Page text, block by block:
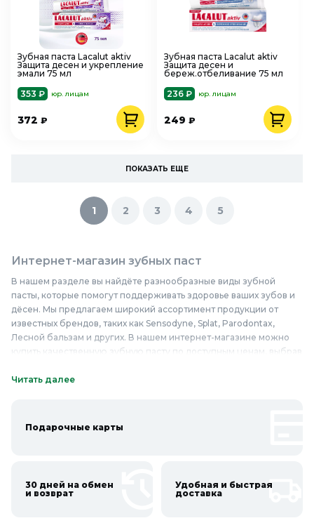
Зубная паста Lacalut aktiv
Защита десен и укрепление
эмали 75 мл
353 ₽
юр. лицам
372 ₽
Зубная паста Lacalut aktiv
Защита десен и
береж.отбеливание 75 мл
236 ₽
юр. лицам
249₽
ПОКАЗАТЬ ЕЩЕ
1 2 3 4 5
Интернет-магазин зубных паст
В нашем разделе вы найдёте разнообразные виды зубной
пасты, которые помогут поддерживать здоровье ваших зубов и
дёсен. Мы предлагаем широкий ассортимент продукции от
известных брендов, таких как Sensodyne, Splat, Parodontax,
Лесной бальзам и других. В нашем интернет-магазине можно
купить качественную зубную пасту по доступным ценам, выбрав
нас представлены надёжные средства для чувствительных
качеством и эффективностью, она изготовлена из безопасных
Онлайн каталог зубных паст в Колорлон
Читать далее
Подарочные карты
30 дней на обмен
и возврат
Удобная и быстрая
доставка